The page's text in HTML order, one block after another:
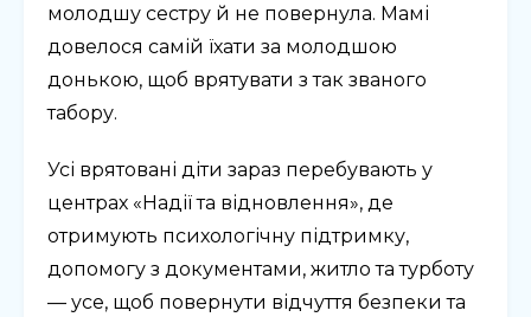
молодшу сестру й не повернула. Мамі
довелося самій їхати за молодшою
донькою, щоб врятувати з так званого
табору.
Усі врятовані діти зараз перебувають у
центрах «Надії та відновлення», де
отримують психологічну підтримку,
допомогу з документами, житло та турботу
— усе, щоб повернути відчуття безпеки та